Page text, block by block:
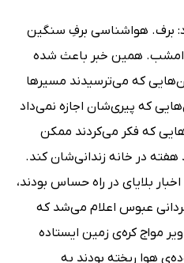
برف. هواشناسی برفِ سنگین
امشب. همین خبر باعث شده
آن‌هایی که می‌ترسیدند مسیرها
که پیری‌شان اجازه نمی‌داد
که فکر می‌کردند ممکن
در خانه زندانی‌شان کند.
بلایای در راه حساس بودند،
عبوس اعلام می‌شد که
مواج کره‌ی زمین ایستاده
هوا ریخته بودند به